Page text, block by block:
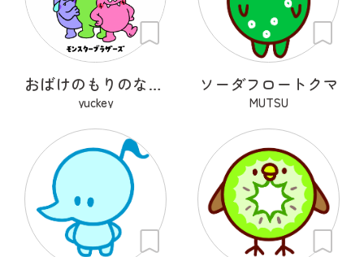
おばけのもりのなかまたち
yuckey
ソーダフロートクマ
MUTSU